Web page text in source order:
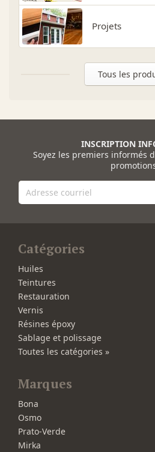
Projets
Tous les
INSCRIPTION
Soyez les premiers informés
Catégories
Huiles
Teintures
Restauration
Vernis
Résines époxy
Sablage et polissage
Toutes les catégories »
Marques
Bona
Osmo
Prato-Verde
Mirka